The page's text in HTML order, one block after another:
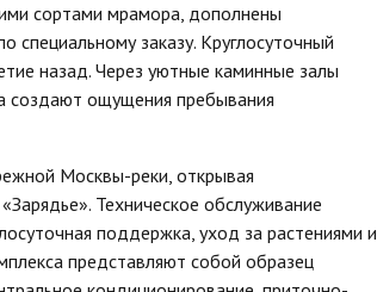
сортами мрамора, дополнены
специальному заказу. Круглосуточный
назад. Через уютные каминные залы
создают ощущения пребывания
Москвы-реки, открывая
Техническое обслуживание
поддержка, уход за растениями и
представляют собой образец